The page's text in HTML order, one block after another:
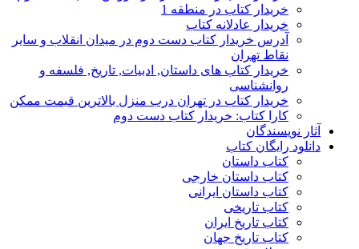
خریدار کتاب در منطقه 1
خریدار عادلانه کتاب
آدرس خریدار کتاب دست دوم در میدان انقلاب و سایر
نقاط تهران
خریدار کتاب های داستان, ادبیات, تاریخ, فلسفه و
روانشناسی
خریدار کتاب در تهران درب منزل بالاترین قیمت ممکن
کارا کتاب: خریدار کتاب دست دوم
آثار نویسندگان
دانلود رایگان کتاب
کتاب داستان
کتاب داستان خارجی
کتاب داستان ایرانی
کتاب تاریخی
کتاب تاریخ ایران
کتاب تاریخ جهان